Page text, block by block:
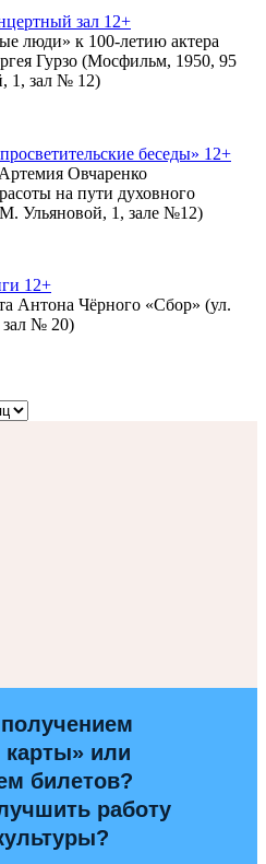
зал 12+
люди» к 100-летию актера
Гурзо (Мосфильм, 1950, 95
1, зал № 12)
беседы» 12+
Овчаренко
на пути духовного
Ульяновой, 1, зале №12)
12+
Антона Чёрного «Сбор» (ул.
№ 20)
или
билетов?
работу